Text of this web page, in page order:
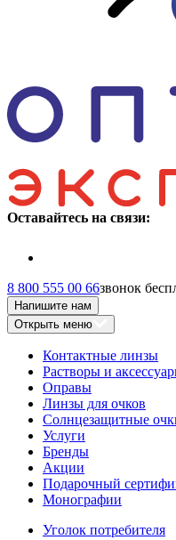
Оставайтесь на связи:
8 800 555 00 66звонок
Напишите нам
Открыть меню
Контактные линзы
Растворы и
Оправы
Линзы для очков
Солнцезащитные
Услуги
Бренды
Акции
Подарочный
Монографии
Уголок потребителя